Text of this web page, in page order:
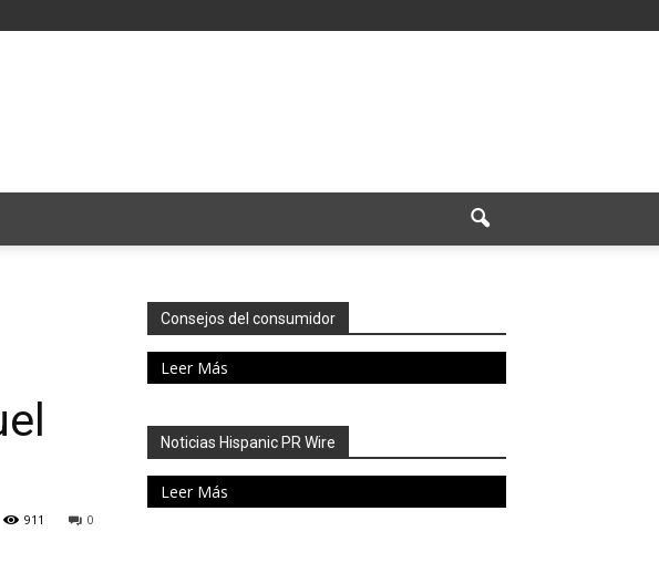
0
911
Consejos del consumidor
Leer Más
Noticias Hispanic PR Wire
Leer Más